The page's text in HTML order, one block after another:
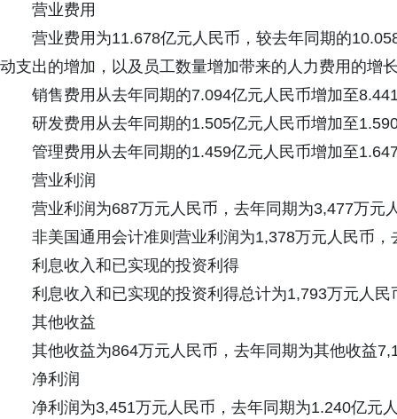
营业费用
营业费用为11.678亿元人民币，较去年同期的
动支出的增加，以及员工数量增加带来的人力费用的增
销售费用从去年同期的7.094亿元人民币增加至
研发费用从去年同期的1.505亿元人民币增加至
管理费用从去年同期的1.459亿元人民币增加至
营业利润
营业利润为687万元人民币，去年同期为3,477万元
非美国通用会计准则营业利润为1,378万元人民币
利息收入和已实现的投资利得
利息收入和已实现的投资利得总计为1,793万元人
其他收益
其他收益为864万元人民币，去年同期为其他收益
净利润
净利润为3,451万元人民币，去年同期为1.240亿元